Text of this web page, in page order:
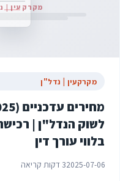
מקרקעין |
מקרקעין | נדל"ן
לשוק הנדל"ן |
בלווי עורך דין
2025-07-063 דקות קריאה